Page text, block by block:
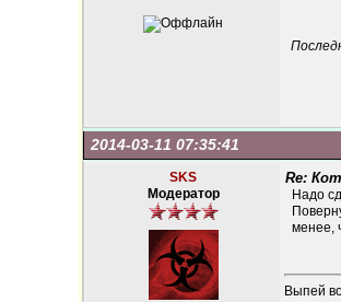
2014-03-11 07:35:41
SKS
Модератор
Re:
Надо
менее,
Выпей